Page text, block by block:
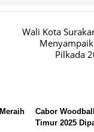
Wali Kota
Pilkada
Cabor
Timur 2025